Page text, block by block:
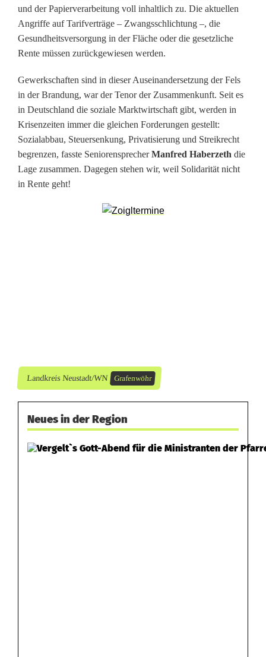
r
e
n
i
n
G
r
a
f
e
r
und der Papierverarbeitung voll inhaltlich zu. Die aktuellen
Angriffe auf Tarifverträge – Zwangsschlichtung –, die
Gesundheitsversorgung in der Fläche oder die gesetzliche
Rente müssen zurückgewiesen werden.
Gewerkschaften sind in dieser Auseinandersetzung der Fels
in der Brandung, war der Tenor der Zusammenkunft. Seit es
in Deutschland die soziale Marktwirtschaft gibt, werden in
Krisenzeiten immer die gleichen Forderungen gestellt:
Sozialabbau, Steuersenkung, Privatisierung und Streikrecht
begrenzen, fasste SeniorensprecherManfred Haberzeth die
Lage zusammen. Dagegen stehen wir, weil Solidarität nicht
in Rente geht!
Landkreis Neustadt/WN Grafenwöhr
Neues in der Region